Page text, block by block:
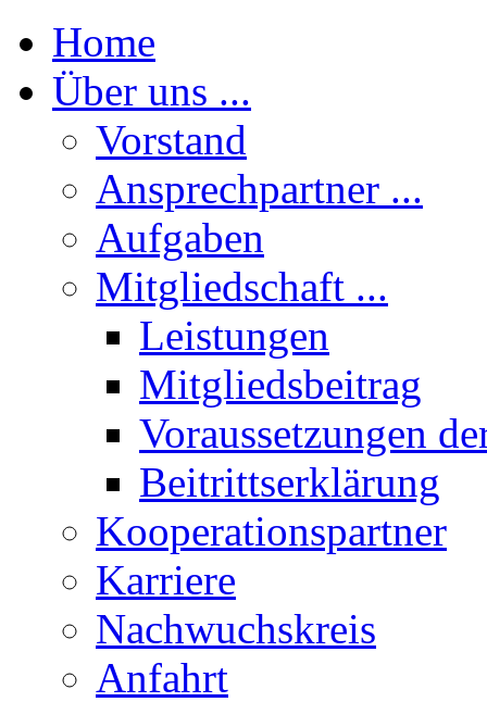
Home
Über uns ...
Vorstand
Ansprechpartner ...
Aufgaben
Mitgliedschaft ...
Leistungen
Mitgliedsbeitrag
Voraussetzungen
Beitrittserklärung
Kooperationspartner
Karriere
Nachwuchskreis
Anfahrt